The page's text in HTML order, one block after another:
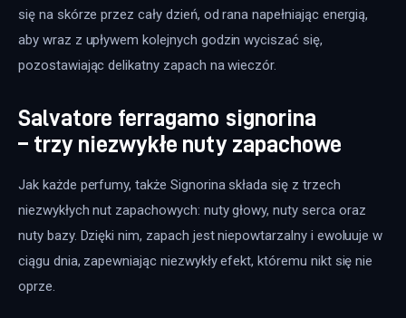
się na skórze przez cały dzień, od rana napełniając energią,
aby wraz z upływem kolejnych godzin wyciszać się,
pozostawiając delikatny zapach na wieczór.
Salvatore ferragamo signorina
– trzy niezwykłe nuty zapachowe
Jak każde perfumy, także Signorina składa się z trzech
niezwykłych nut zapachowych: nuty głowy, nuty serca oraz
nuty bazy. Dzięki nim, zapach jest niepowtarzalny i ewoluuje w
ciągu dnia, zapewniając niezwykły efekt, któremu nikt się nie
oprze.